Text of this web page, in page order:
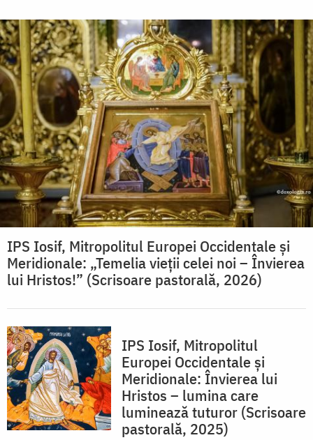
IPS Iosif, Mitropolitul Europei Occidentale și
Meridionale: „Temelia vieții celei noi – Învierea
lui Hristos!” (Scrisoare pastorală, 2026)
IPS Iosif, Mitropolitul
Europei Occidentale și
Meridionale: Învierea lui
Hristos – lumina care
luminează tuturor (Scrisoare
pastorală, 2025)